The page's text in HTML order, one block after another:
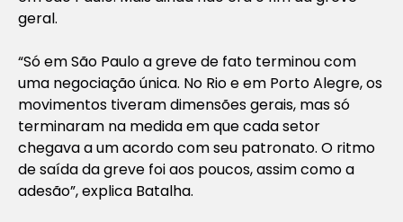
geral.
“Só em São Paulo a greve de fato terminou com
uma negociação única. No Rio e em Porto Alegre, os
movimentos tiveram dimensões gerais, mas só
terminaram na medida em que cada setor
chegava a um acordo com seu patronato. O ritmo
de saída da greve foi aos poucos, assim como a
adesão”, explica Batalha.